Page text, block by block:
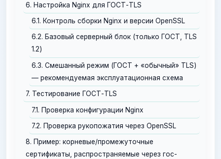
6. Настройка Nginx для ГОСТ-TLS
6.1. Контроль сборки Nginx и версии OpenSSL
6.2. Базовый серверный блок (только ГОСТ, TLS
1.2)
6.3. Смешанный режим (ГОСТ + «обычный» TLS)
— рекомендуемая эксплуатационная схема
7. Тестирование ГОСТ-TLS
7.1. Проверка конфигурации Nginx
7.2. Проверка рукопожатия через OpenSSL
8. Пример: корневые/промежуточные
сертификаты, распространяемые через гос-